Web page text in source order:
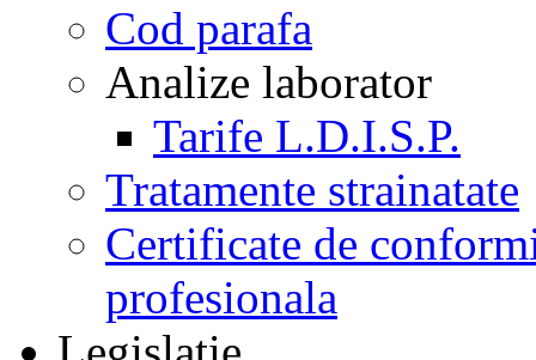
Cod parafa
Analize laborator
Tarife L.D.I.S.P.
Tratamente strainatate
Certificate de
profesionala